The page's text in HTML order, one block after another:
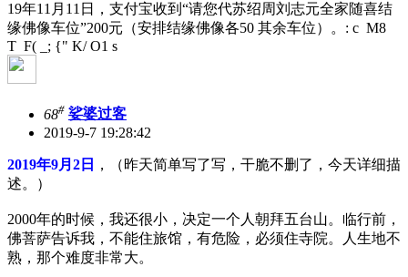
19年11月11日，支付宝收到“请您代苏绍周刘志元全家随喜结
缘佛像车位”200元（安排结缘佛像各50 其余车位）。 : c M8
T F( _; {" K/ O1 s
68# 娑婆过客
2019-9-7 19:28:42
2019年9月2日
，（昨天简单写了写，干脆不删了，今天详细描
述。）
2000年的时候，我还很小，决定一个人朝拜五台山。临行前，
佛菩萨告诉我，不能住旅馆，有危险，必须住寺院。人生地不
熟，那个难度非常大。